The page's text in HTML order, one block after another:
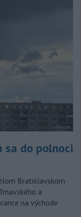
sa do polnoci
Bratislavskom
a
na východe